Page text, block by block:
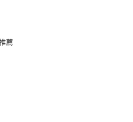
薦